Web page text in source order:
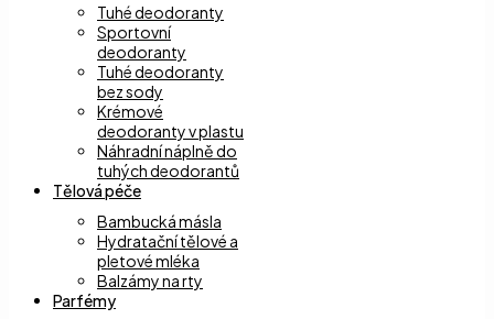
Tuhé deodoranty
Sportovní
deodoranty
Tuhé deodoranty
bez sody
Krémové
deodoranty v plastu
Náhradní náplně do
tuhých deodorantů
Tělová péče
Bambucká másla
Hydratační tělové a
pletové mléka
Balzámy na rty
Parfémy